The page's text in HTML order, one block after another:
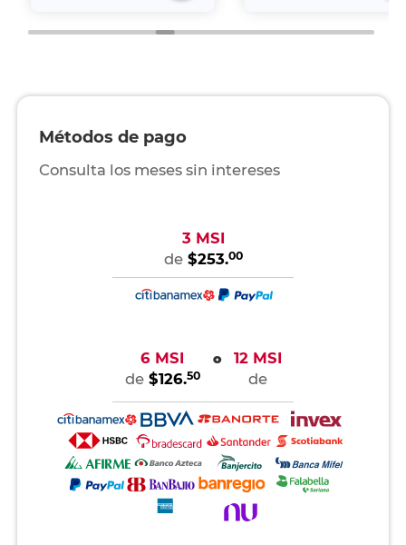
Métodos de pago
Consulta los meses sin intereses
3 MSI
de $253.00
6 MSI
de $126.50
o
12 MSI
de